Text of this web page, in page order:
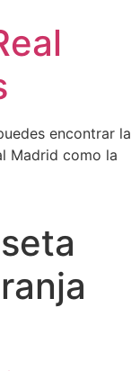
encontrar la
Madrid como la